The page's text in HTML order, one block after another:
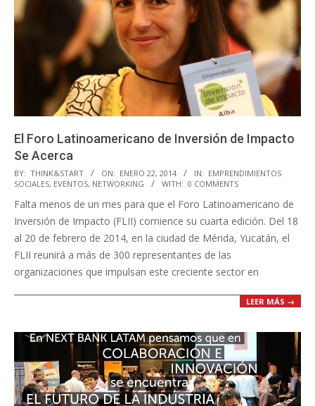
El Foro Latinoamericano de Inversión de Impacto
Se Acerca
2014-
01-
22
BY: THINK&START ON: ENERO 22, 2014 IN: EMPRENDIMIENTOS
SOCIALES, EVENTOS, NETWORKING WITH: 0 COMMENTS
Falta menos de un mes para que el Foro Latinoamericano de
Inversión de Impacto (FLII) comience su cuarta edición. Del 18
al 20 de febrero de 2014, en la ciudad de Mérida, Yucatán, el
FLII reunirá a más de 300 representantes de las
organizaciones que impulsan este creciente sector en
LEER MÁS →